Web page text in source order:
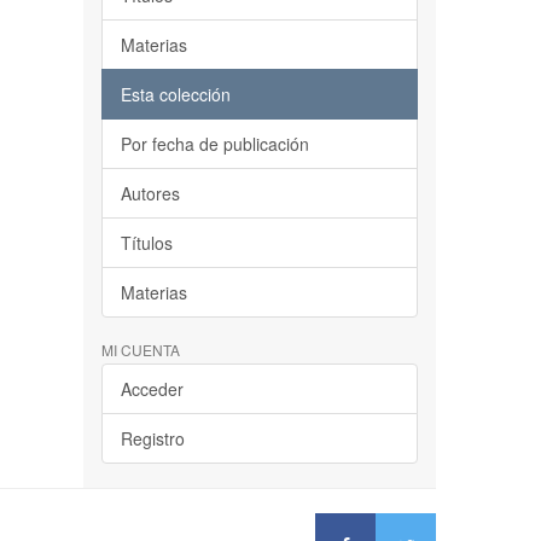
Materias
Esta colección
Por fecha de publicación
Autores
Títulos
Materias
MI CUENTA
Acceder
Registro